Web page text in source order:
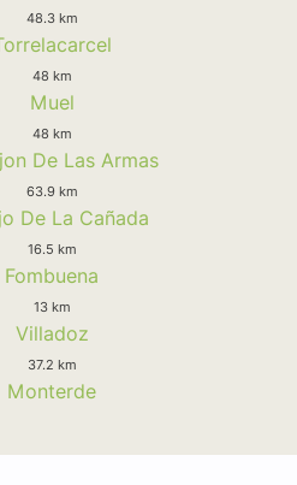
48.3 km
48 km
Muel
48 km
De Las Armas
63.9 km
De La Cañada
16.5 km
Fombuena
13 km
Villadoz
37.2 km
Monterde